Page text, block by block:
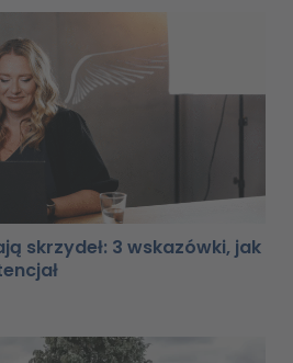
skrzydeł: 3 wskazówki, jak